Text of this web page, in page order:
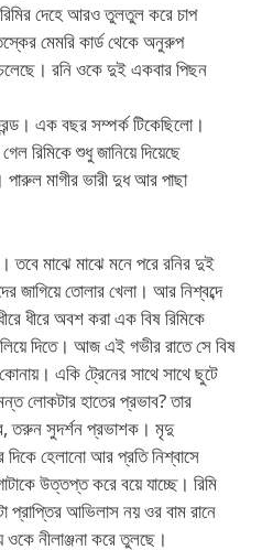
দেহে আরও তুলতুল করে চাপ
মেমরি কার্ড থেকে অনুরুপ
রনি ওকে দুই একবার পিছন
এক বছর সম্পর্ক টিকেছিলো।
রিমিকে শুধু জানিয়ে দিয়েছে
পারুল মাগীর ভারী দুধ আর পাছা
তবে মাঝে মাঝে মনে পরে রনির দুই
জাগিয়ে তোলার খেলা। আর নিশ্বব্দে
ধীরে অবশ করা এক বিষ রিমিকে
দিতে। আজ এই গভীর রাতে সে বিষ
একি ট্রেনের সাথে সাথে ছুটে
লোকটার হাতের প্রভাব? তার
তরুন সুদর্শন প্রভাশক। মৃদু
দিকে হেলানো আর প্রতি নিশ্বাসে
উত্তপ্ত করে বয়ে যাচ্ছে। রিমি
আভিলাস নয় ওর বাম রানে
নীলাঞ্জনা করে তুলছে।